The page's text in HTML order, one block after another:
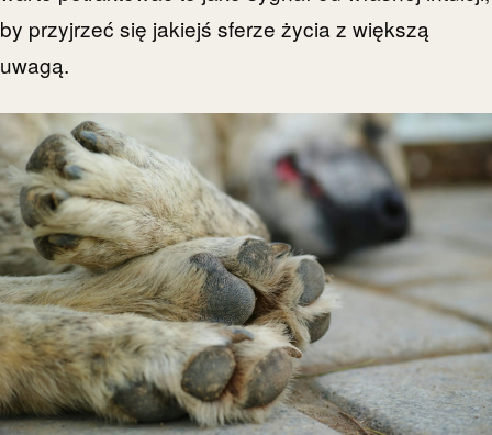
by przyjrzeć się jakiejś sferze życia z większą
uwagą.